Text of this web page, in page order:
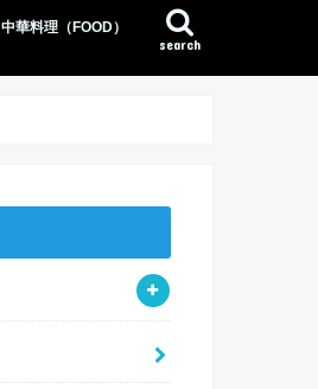
search
中華料理（FOOD）